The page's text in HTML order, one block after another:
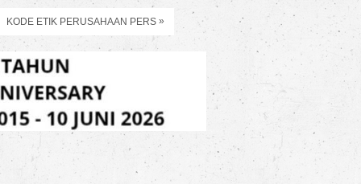
KODE ETIK PERUSAHAAN PERS »